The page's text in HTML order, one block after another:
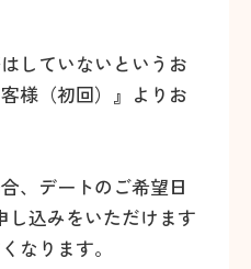
していないというお
様（初回）』よりお
、デートのご希望日
し込みをいただけます
なります。